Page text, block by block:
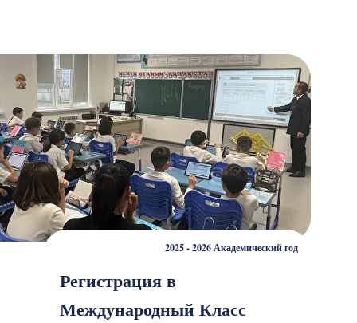
Регистрация в
Международный Класс
2025 - 2026 Академический год